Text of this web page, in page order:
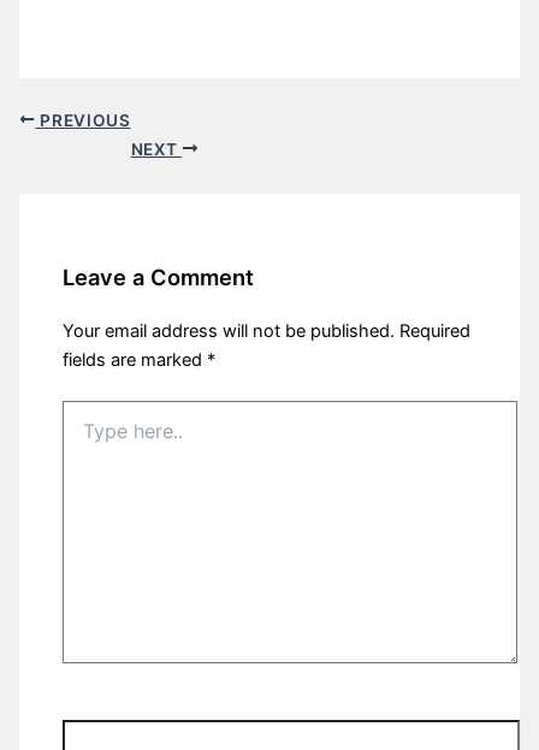
PREVIOUS
NEXT
Leave a Comment
Your email address will not be published. Required
fields are marked *
here..